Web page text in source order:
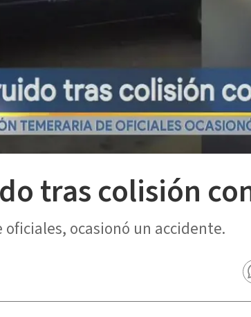
tras colisión
ocasionó un accidente.